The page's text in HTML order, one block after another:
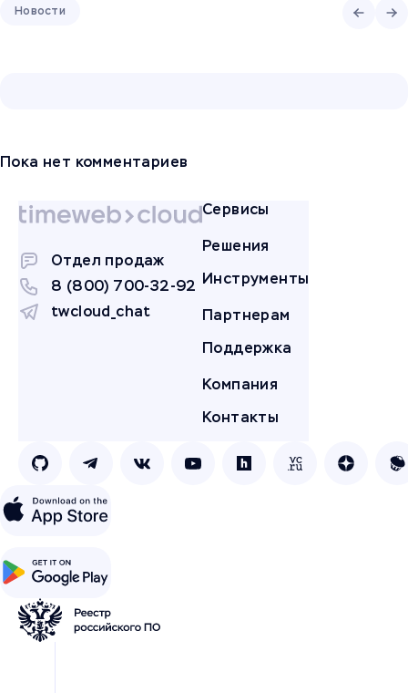
Новости
Пока нет комментариев
Отдел продаж
8 (800) 700-32-92
twcloud_chat
Сервисы
Решения
Инструменты
Партнерам
Поддержка
Компания
Контакты